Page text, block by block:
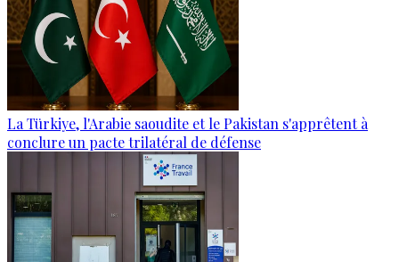
La Türkiye, l'Arabie saoudite et le Pakistan s'apprêtent à
conclure un pacte trilatéral de défense